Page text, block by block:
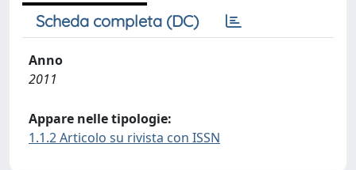
Scheda completa (DC)
Anno
2011
Appare nelle tipologie:
1.1.2 Articolo su rivista con ISSN